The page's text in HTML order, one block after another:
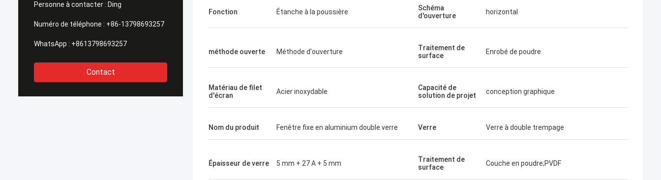
Personne à contacter : Ding
Numéro de téléphone : +86-13798693257
WhatsApp : +8613798693257
Contact
Fonction Étanche à la poussière
Schéma
d'ouverture
horizontal
méthode ouverte Méthode d'ouverture
Traitement de
surface
Enrobé de poudre
Matériau de filet
d'écran
Acier inoxydable
Capacité de
solution de projet
conception graphique
Nom du produit Fenêtre fixe en aluminium double verre Verre Verre à double trempage
Épaisseur de verre 5 mm + 27 A + 5 mm
Traitement de
surface
Couche en poudre;PVDF